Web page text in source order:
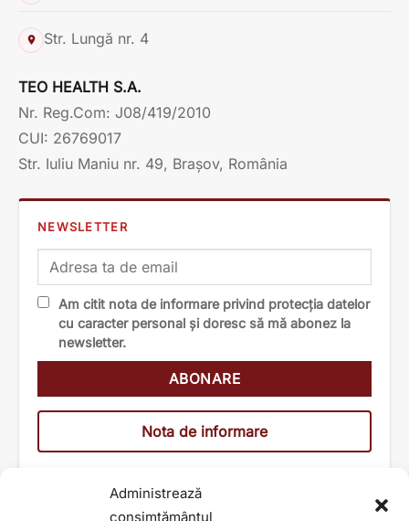
Administrează
consimțământul
Str. Lungă nr. 4
TEO HEALTH S.A.
Nr. Reg.Com: J08/419/2010
CUI: 26769017
Str. Iuliu Maniu nr. 49, Brașov, România
NEWSLETTER
Am citit nota de informare privind protecția datelor
cu caracter personal și doresc să mă abonez la
newsletter.
Nota de informare